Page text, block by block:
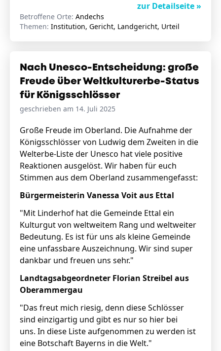
zur Detailseite »
Betroffene Orte: Andechs
Themen: Institution, Gericht, Landgericht, Urteil
Nach Unesco-Entscheidung: große
Freude über Weltkulturerbe-Status
für Königsschlösser
geschrieben am 14. Juli 2025
Große Freude im Oberland. Die Aufnahme der
Königsschlösser von Ludwig dem Zweiten in die
Welterbe-Liste der Unesco hat viele positive
Reaktionen ausgelöst. Wir haben für euch
Stimmen aus dem Oberland zusammengefasst:
Bürgermeisterin Vanessa Voit aus Ettal
"Mit Linderhof hat die Gemeinde Ettal ein
Kulturgut von weltweitem Rang und weltweiter
Bedeutung. Es ist für uns als kleine Gemeinde
eine unfassbare Auszeichnung. Wir sind super
dankbar und freuen uns sehr."
Landtagsabgeordneter Florian Streibel aus
Oberammergau
"Das freut mich riesig, denn diese Schlösser
sind einzigartig und gibt es nur so hier bei
uns. In diese Liste aufgenommen zu werden ist
eine Botschaft Bayerns in die Welt."